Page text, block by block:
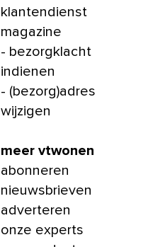
klantendienst
magazine
- bezorgklacht
indienen
- (bezorg)adres
wijzigen
meer vtwonen
abonneren
nieuwsbrieven
adverteren
onze experts